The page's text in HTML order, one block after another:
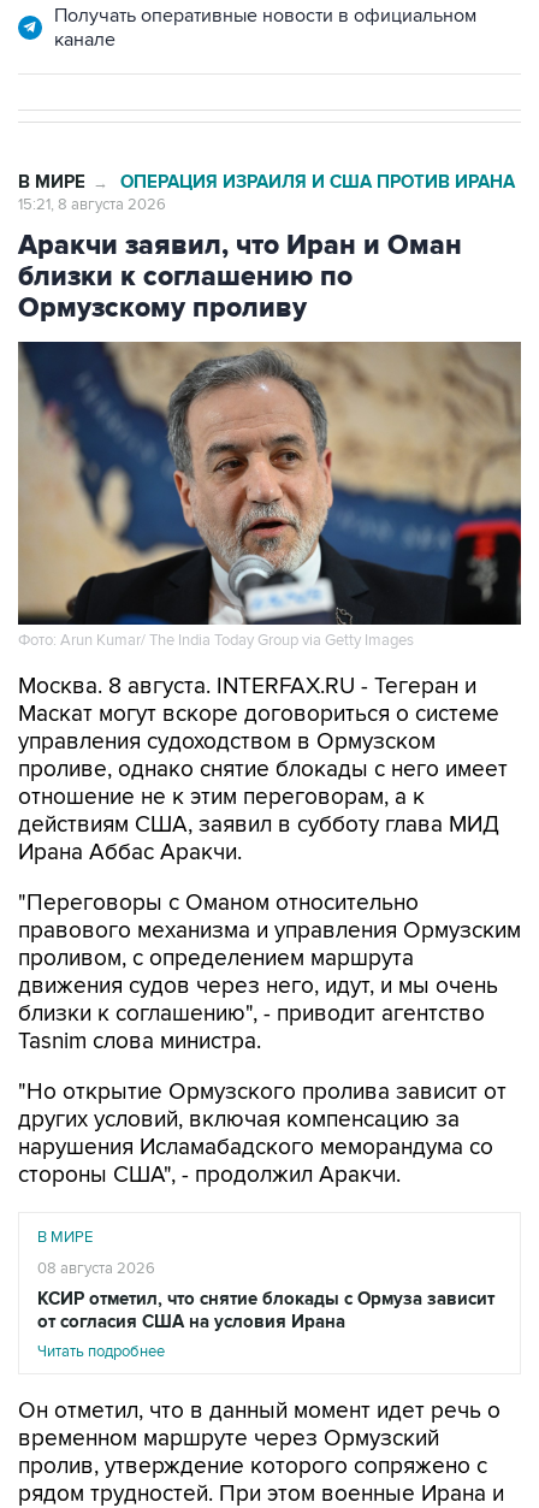
Получать оперативные новости в официальном
канале
В МИРЕ → ОПЕРАЦИЯ ИЗРАИЛЯ И США ПРОТИВ ИРАНА
15:21, 8 августа 2026
Аракчи заявил, что Иран и Оман
близки к соглашению по
Ормузскому проливу
Фото: Arun Kumar/ The India Today Group via Getty Images
Москва. 8 августа. INTERFAX.RU - Тегеран и
Маскат могут вскоре договориться о системе
управления судоходством в Ормузском
проливе, однако снятие блокады с него имеет
отношение не к этим переговорам, а к
действиям США, заявил в субботу глава МИД
Ирана Аббас Аракчи.
"Переговоры с Оманом относительно
правового механизма и управления Ормузским
проливом, с определением маршрута
движения судов через него, идут, и мы очень
близки к соглашению", - приводит агентство
Tasnim слова министра.
"Но открытие Ормузского пролива зависит от
других условий, включая компенсацию за
нарушения Исламабадского меморандума со
стороны США", - продолжил Аракчи.
В МИРЕ
08 августа 2026
КСИР отметил, что снятие блокады с Ормуза зависит
от согласия США на условия Ирана
Читать подробнее
Он отметил, что в данный момент идет речь о
временном маршруте через Ормузский
пролив, утверждение которого сопряжено с
рядом трудностей. При этом военные Ирана и